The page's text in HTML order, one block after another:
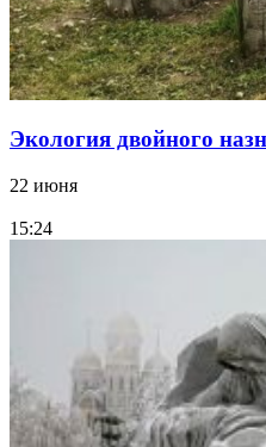
Экология двойного
22 июня
15:24